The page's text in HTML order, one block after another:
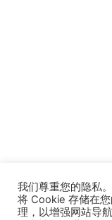
我们尊重您的隐私
将 Cookie 存储在
理，以增强网站导